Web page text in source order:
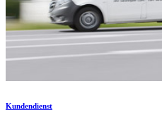
Kundendienst